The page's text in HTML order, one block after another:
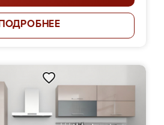
ПОДРОБНЕЕ